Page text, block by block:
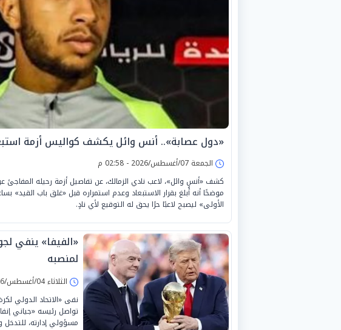
«دول عصابة».. أنس وائل يكشف كواليس أزمة
الجمعة 07/أغسطس/2026 - 02:58 م
موضحًا أنه أُبلغ بقرار الاستبعاد وعدم استمراره قبل «غلق باب القيد»
الأولى» ليصبح لاعبًا حرًا يحق له التوقيع لأي نادٍ.
«الفيفا» ينفي
لمنصبه
الثلاثاء 04/أغسطس/2026 - 04:07 م
نفى «الاتحاد الدولي
تواصل رئيسه «جياني
مسؤولي إدارته، للتدخل